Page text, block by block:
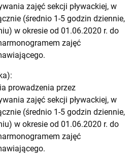
zajęć sekcji pływackiej, w
(średnio 1-5 godzin dziennie,
w okresie od 01.06.2020 r. do
zajęć
prowadzenia przez
zajęć sekcji pływackiej, w
(średnio 1-5 godzin dziennie,
w okresie od 01.06.2020 r. do
zajęć